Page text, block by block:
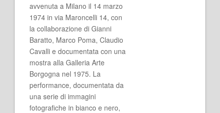
avvenuta a Milano il 14 marzo
1974 in via Maroncelli 14, con
la collaborazione di Gianni
Baratto, Marco Poma, Claudio
Cavalli e documentata con una
mostra alla Galleria Arte
Borgogna nel 1975. La
performance, documentata da
una serie di immagini
fotografiche in bianco e nero,